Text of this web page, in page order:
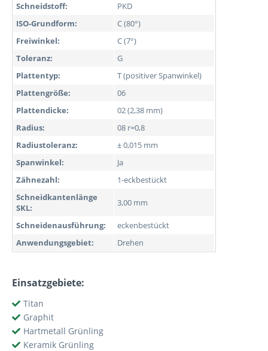
Schneidstoff:
PKD
ISO-Grundform:
C (80°)
Freiwinkel:
C (7°)
Toleranz:
G
Plattentyp:
T (positiver Spanwinkel)
Plattengröße:
06
Plattendicke:
02 (2,38 mm)
Radius:
08 r=0,8
Radiustoleranz:
± 0,015 mm
Spanwinkel:
Ja
Zähnezahl:
1-eckbestückt
Schneidkantenlänge
SKL:
3,00 mm
Schneidenausführung:
eckenbestückt
Anwendungsgebiet:
Drehen
Einsatzgebiete:
Titan
Graphit
Hartmetall Grünling
Keramik Grünling